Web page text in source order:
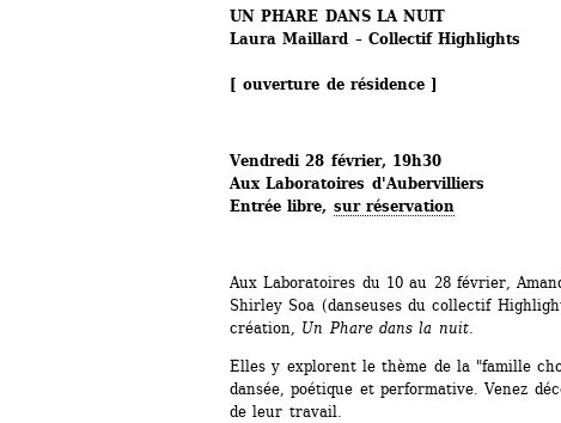
UN PHARE DANS LA NUIT
Laura Maillard – Collectif Highlights
[ ouverture de résidence ]
Vendredi 28 février, 19h30
Aux Laboratoires d'Aubervilliers
Entrée libre, sur réservation
Aux Laboratoires du 10 au 28 février,
Shirley Soa (danseuses du collectif
création, Un Phare dans la nuit.
Elles y explorent le thème de la "famille
dansée, poétique et performative. Venez
de leur travail.